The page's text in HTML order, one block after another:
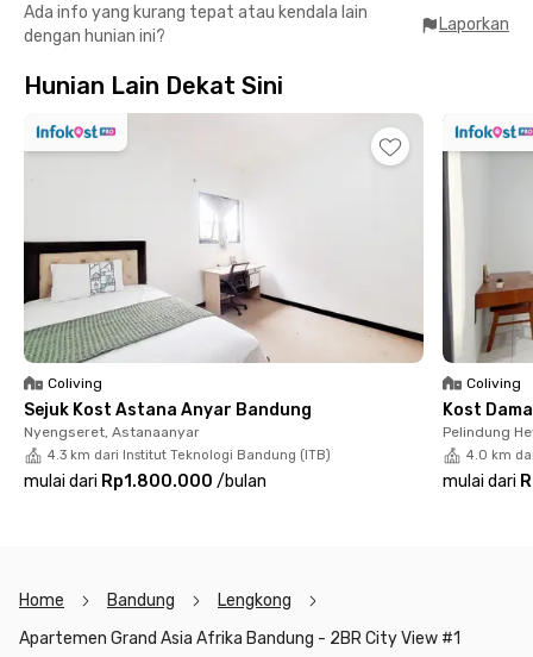
akses mudah ke pusat kota. Lokasinya juga super strategis,
dekat dengan berbagai pusat perbelanjaan, hiburan, dan area
Apartemen 2 kamar tidur ini sudah dilengkapi furnitur lengkap,
dapur, ruang tamu, dan kamar mandi pribadi yang bikin kamu
langsung betah seperti di rumah sendiri. Ada juga fasilitas
bersama seperti kolam renang dan pusat kebugaran yang bisa
kamu nikmati kapan saja.
Kalau butuh bantuan, layanan resepsionis siap membantu
kebutuhanmu. Jadi, kamu bisa tinggal dengan nyaman dan
tanpa ribet. Yuk, rasakan tinggal di Apartemen Grand Asia
Afrika Bandung – 2BR City View #1 dengan sewa bulanan yang
fleksibel!
Ada info yang kurang tepat atau kendala lain
dengan hunian ini?
Laporkan
Hunian Lain Dekat Sini
Coliving
Sejuk Kost Astana Anyar Bandung
Nyengseret, Astanaanyar
4.3 km dari Institut Teknologi Bandung (ITB)
mulai dari Rp1.800.000 /bulan
Coliving
Kost
Pelindung
4.0 km
mulai dari
Home Bandung
Lengkong
Apartemen Grand Asia Afrika Bandung - 2BR City View #1